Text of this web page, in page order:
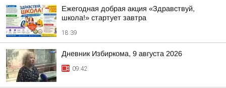
Ежегодная добрая акция «Здравствуй,
школа!» стартует завтра
18:39
Дневник Избиркома, 9 августа 2026
09:42